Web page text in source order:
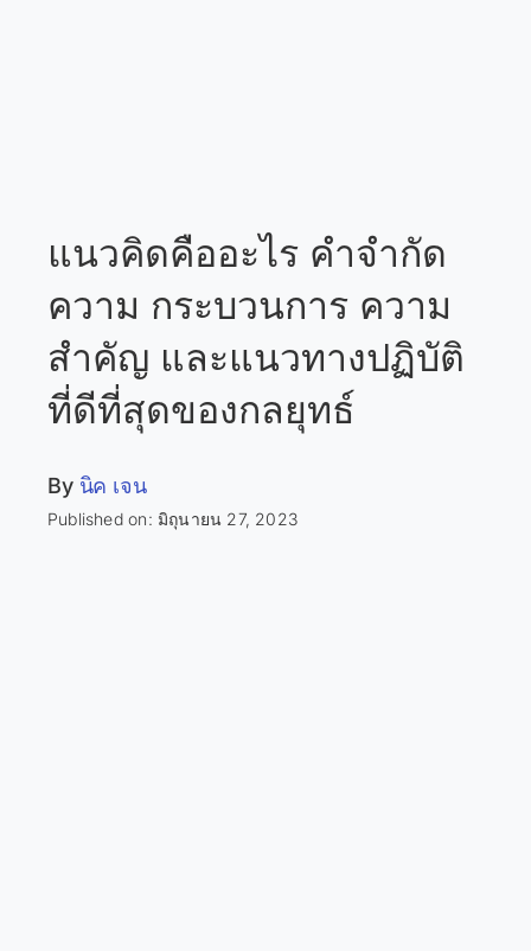
แนวคิดคืออะไร คำจำกัด
ความ กระบวนการ ความ
สำคัญ และแนวทางปฏิบัติ
ที่ดีที่สุดของกลยุทธ์
By นิค เจน
Published on: มิถุนายน 27, 2023